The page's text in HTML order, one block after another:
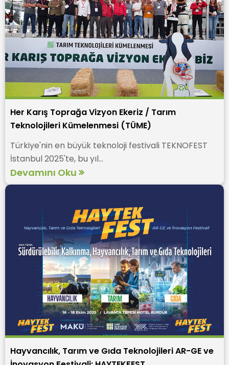
Her Karış Toprağa Vizyon Ekeriz / Tarım
Teknolojileri Kümelenmesi (TÜME)
Türkiye'nin en büyük teknoloji festivali TEKNOFEST
İstanbul 2025'te, bu yıl...
Devamını Oku
Hayvancılık, Tarım ve Gıda Teknolojileri AR-GE ve